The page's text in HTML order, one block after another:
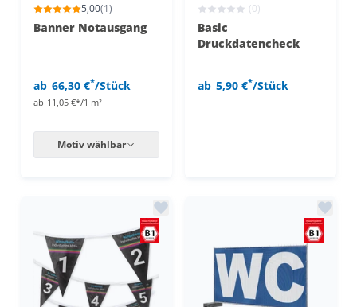
5,00(1)
Banner Notausgang
ab 66,30 €*/Stück
ab 11,05 €*/1 m²
Motiv wählbar
(0)
Basic
Druckdatencheck
ab 5,90 €*/Stück